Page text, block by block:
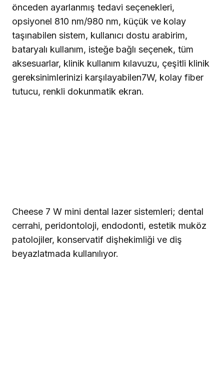
önceden ayarlanmış tedavi seçenekleri,
opsiyonel 810 nm/980 nm, küçük ve kolay
taşınabilen sistem, kullanıcı dostu arabirim,
bataryalı kullanım, isteğe bağlı seçenek, tüm
aksesuarlar, klinik kullanım kılavuzu, çeşitli klinik
gereksinimlerinizi karşılayabilen7W, kolay fiber
tutucu, renkli dokunmatik ekran.
Cheese 7 W mini dental lazer sistemleri; dental
cerrahi, peridontoloji, endodonti, estetik muköz
patolojiler, konservatif dişhekimliği ve diş
beyazlatmada kullanılıyor.